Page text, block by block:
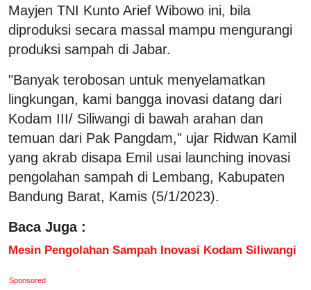
Mayjen TNI Kunto Arief Wibowo ini, bila
diproduksi secara massal mampu mengurangi
produksi sampah di Jabar.
"Banyak terobosan untuk menyelamatkan
lingkungan, kami bangga inovasi datang dari
Kodam III/ Siliwangi di bawah arahan dan
temuan dari Pak Pangdam," ujar Ridwan Kamil
yang akrab disapa Emil usai launching inovasi
pengolahan sampah di Lembang, Kabupaten
Bandung Barat, Kamis (5/1/2023).
Baca Juga :
Mesin Pengolahan Sampah Inovasi Kodam Siliwangi
Sponsored